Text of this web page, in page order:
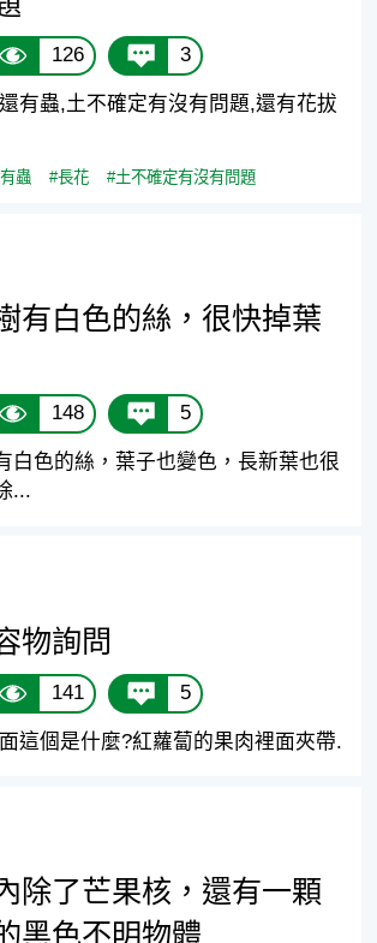
126 3
有蟲,土不確定有沒有問題,還有花拔
蟲 #長花 #土不確定有沒有問題
有白色的絲，很快掉葉
148 5
白色的絲，葉子也變色，長新葉也很
...
物詢問
141 5
這個是什麼?紅蘿蔔的果肉裡面夾帶.
除了芒果核，還有一顆
黑色不明物體